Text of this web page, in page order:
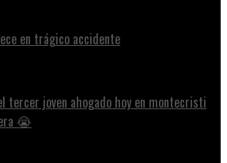
en trágico accidente
tercer joven ahogado hoy en montecristi
😭